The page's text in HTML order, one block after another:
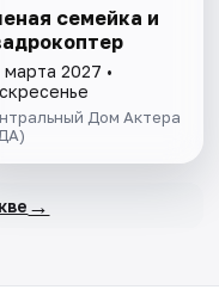
семейка и
марта 2027 •
Дом Актера
→